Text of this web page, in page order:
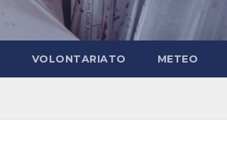
VOLONTARIATO METEO